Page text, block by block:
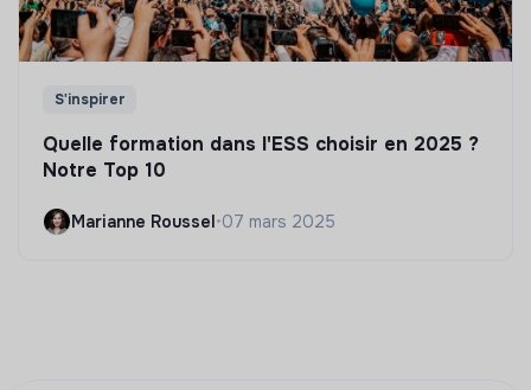
S'inspirer
Quelle formation dans l'ESS choisir en 2025 ?
Notre Top 10
Marianne Roussel•07 mars 2025